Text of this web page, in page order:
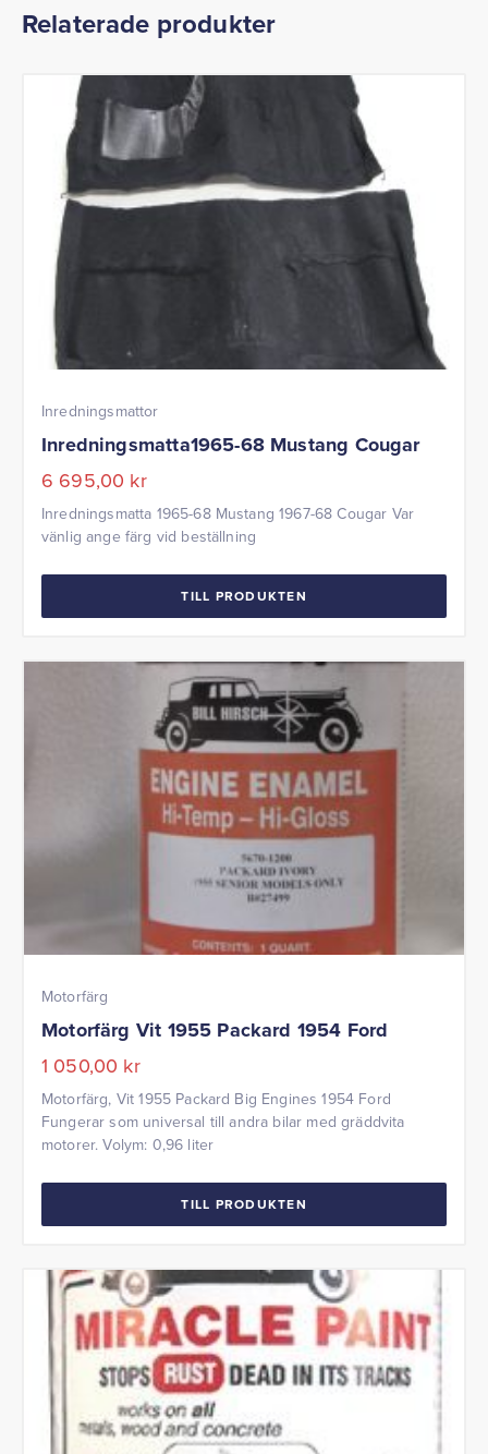
Relaterade produkter
Inredningsmattor
Inredningsmatta1965-68 Mustang Cougar
6 695,00 kr
Inredningsmatta 1965-68 Mustang 1967-68 Cougar Var
vänlig ange färg vid beställning
TILL PRODUKTEN
Motorfärg
Motorfärg Vit 1955 Packard 1954 Ford
1 050,00 kr
Motorfärg, Vit 1955 Packard Big Engines 1954 Ford
Fungerar som universal till andra bilar med gräddvita
motorer. Volym: 0,96 liter
TILL PRODUKTEN